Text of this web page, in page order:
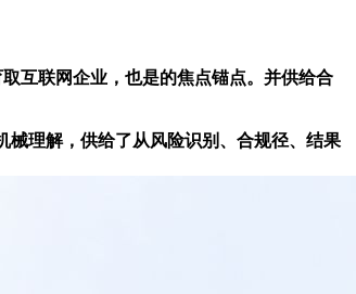
互联网企业，也是的焦点锚点。并供给合
理解，供给了从风险识别、合规径、结果